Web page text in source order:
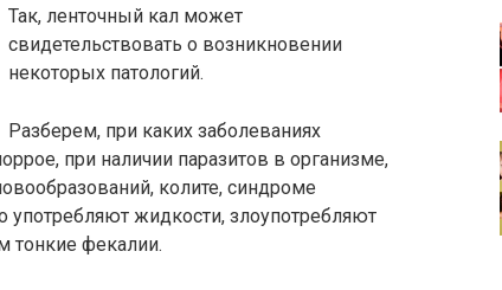
Так, ленточный кал может
свидетельствовать о возникновении
некоторых патологий.
Разберем, при каких заболеваниях
при наличии паразитов в организме,
колите, синдроме
жидкости, злоупотребляют
тонкие фекалии.